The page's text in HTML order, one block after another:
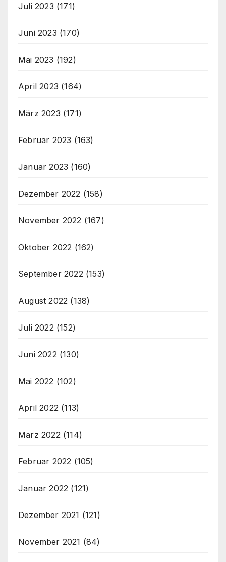
Juli 2023 (171)
Juni 2023 (170)
Mai 2023 (192)
April 2023 (164)
März 2023 (171)
Februar 2023 (163)
Januar 2023 (160)
Dezember 2022 (158)
November 2022 (167)
Oktober 2022 (162)
September 2022 (153)
August 2022 (138)
Juli 2022 (152)
Juni 2022 (130)
Mai 2022 (102)
April 2022 (113)
März 2022 (114)
Februar 2022 (105)
Januar 2022 (121)
Dezember 2021 (121)
November 2021 (84)